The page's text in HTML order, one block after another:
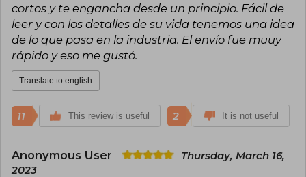
cortos y te engancha desde un principio. Fácil de
leer y con los detalles de su vida tenemos una idea
de lo que pasa en la industria. El envío fue muuy
rápido y eso me gustó.
Translate to english
11 This review is useful 2 It is not useful
Anonymous User
Thursday, March 16,
2023